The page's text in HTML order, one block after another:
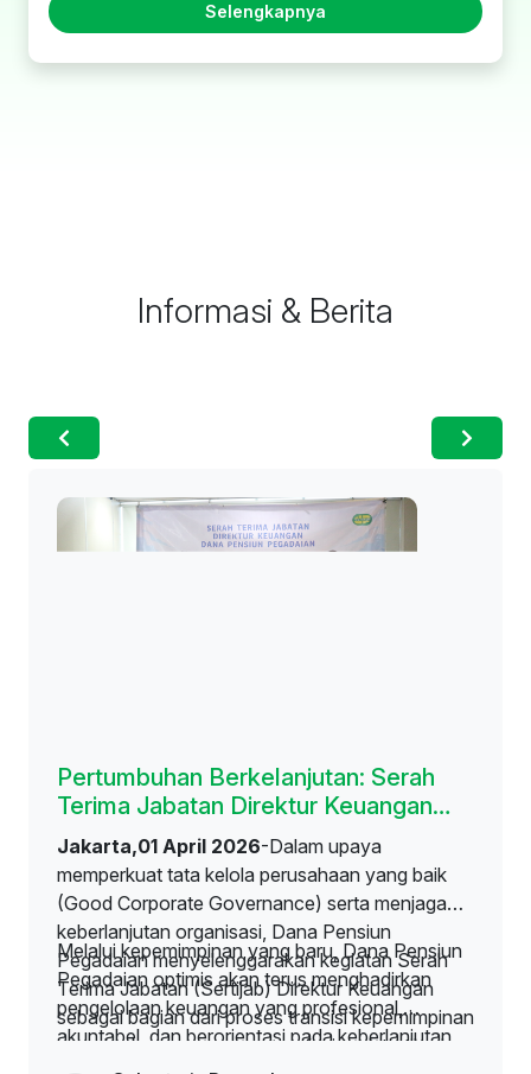
Selengkapnya
Informasi & Berita
Pertumbuhan Berkelanjutan: Serah
Terima Jabatan Direktur Keuangan
Dana Pensiun Pegadaian
Jakarta,01 April 2026-Dalam upaya
memperkuat tata kelola perusahaan yang baik
(Good Corporate Governance) serta menjaga
keberlanjutan organisasi, Dana Pensiun
Pegadaian menyelenggarakan kegiatan Serah
Terima Jabatan (Sertijab) Direktur Keuangan
sebagai bagian dari proses transisi kepemimpinan
yang berlangsung secara profesional, tertib, dan
Melalui kepemimpinan yang baru, Dana Pensiun
Pegadaian optimis akan terus menghadirkan
pengelolaan keuangan yang profesional,
akuntabel, dan berorientasi pada keberlanjutan,